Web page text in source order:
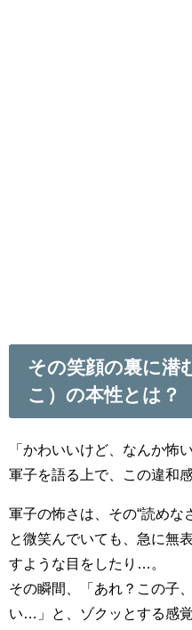
その笑顔の裏に潜
こ）の本性とは？
「かわいいけど、なんか怖
軍子を語る上で、この違和
軍子の怖さは、その“読めな
と微笑んでいても、急に無
すような目をしたり…。
その瞬間、「あれ？この子
い…」と、ゾクッとする感